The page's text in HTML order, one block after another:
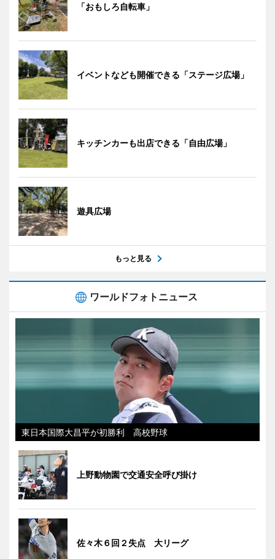
「おもしろ自転車」
イベントなども開催できる「ステージ広場」
キッチンカーも出店できる「自由広場」
遊具広場
もっと見る
ワールドフォトニュース
東日本国際大昌平が初勝利 高校野球
上野動物園で交通安全呼び掛け
佐々木６回２失点 大リーグ